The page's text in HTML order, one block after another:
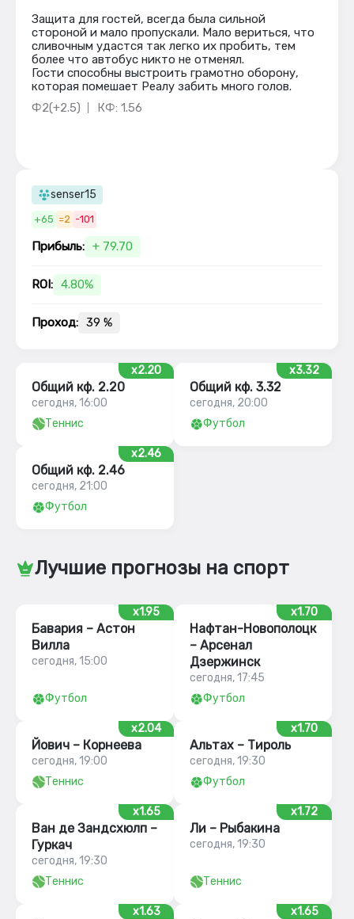
Защита для гостей, всегда была сильной
стороной и мало пропускали. Мало вериться, что
сливочным удастся так легко их пробить, тем
более что автобус никто не отменял.
Гости способны выстроить грамотно оборону,
которая помешает Реалу забить много голов.
Ф2(+2.5)
КФ: 1.56
senser15
+65 =2 -101
Прибыль: + 79.70
ROI: 4.80%
Проход: 39 %
x2.20
Общий кф. 2.20
сегодня, 16:00
Теннис
x3.32
Общий кф. 3.32
сегодня, 20:00
Футбол
x2.46
Общий кф. 2.46
сегодня, 21:00
Футбол
Лучшие прогнозы на спорт
x1.95
Бавария – Астон
Вилла
сегодня, 15:00
Футбол
x1.70
Нафтан-Новополоцк
– Арсенал
Дзержинск
сегодня, 17:45
Футбол
x2.04
Йович – Корнеева
сегодня, 19:00
Теннис
x1.70
Альтах – Тироль
сегодня, 19:30
Футбол
x1.65
Ван де Зандсхюлп –
Гуркач
сегодня, 19:30
Теннис
x1.72
Ли – Рыбакина
сегодня, 19:30
Теннис
x1.63 x1.65